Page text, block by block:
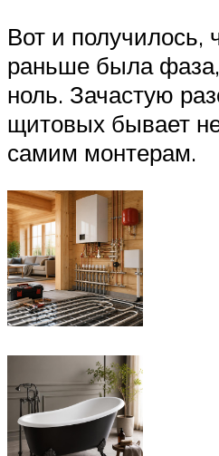
Вот и получилось,
раньше была
ноль. Зачастую
щитовых бывает
самим монтерам.